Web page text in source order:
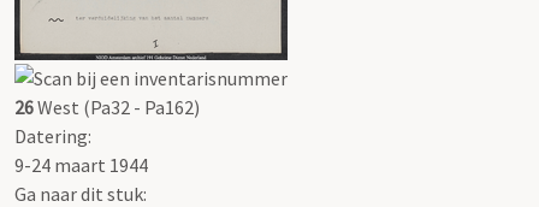
26West (Pa32 - Pa162)
Datering:
9-24 maart 1944
Ga naar dit stuk: